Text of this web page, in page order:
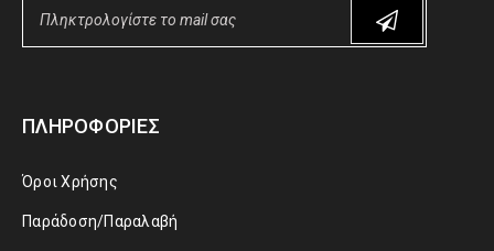
ΠΛΗΡΟΦΟΡΊΕΣ
Όροι Χρήσης
Παράδοση/Παραλαβή